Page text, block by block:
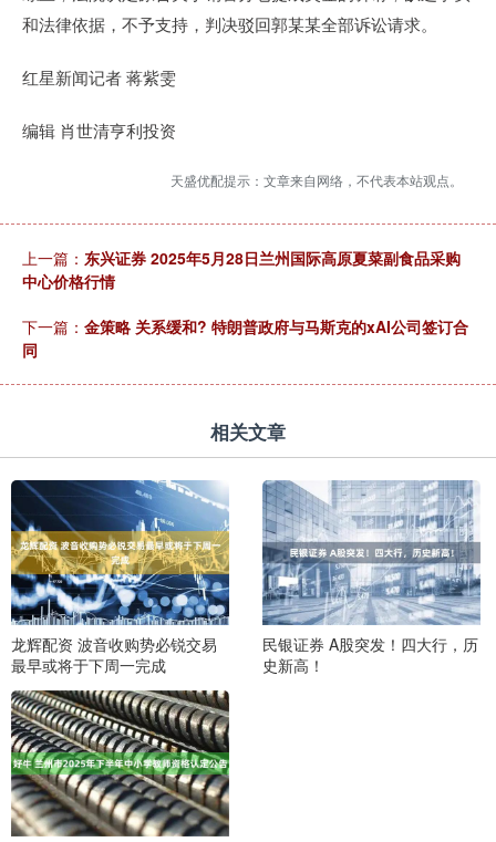
和法律依据，不予支持，判决驳回郭某某全部诉讼请求。
红星新闻记者 蒋紫雯
编辑 肖世清亨利投资
天盛优配提示：文章来自网络，不代表本站观点。
上一篇： 东兴证券 2025年5月28日兰州国际高原夏菜副食品采购
中心价格行情
下一篇： 金策略 关系缓和? 特朗普政府与马斯克的xAI公司签订合
同
相关文章
龙辉配资 波音收购势必锐交易
最早或将于下周一完成
民银证券 A股突发！四大行，历
史新高！